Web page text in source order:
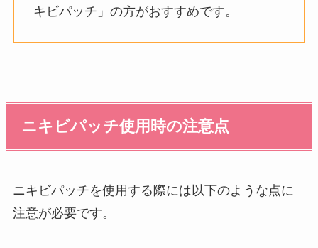
キビパッチ」の方がおすすめです。
ニキビパッチ使用時の注意点
ニキビパッチを使用する際には以下のような点に
注意が必要です。